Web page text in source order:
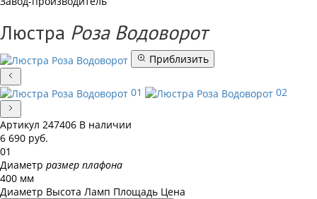
Люстра Роза Водоворот
Приблизить
01 02
Артикул 247406 В наличии
6 690 руб.
01
Диаметр размер плафона
400 мм
Диаметр Высота Ламп Площадь Цена